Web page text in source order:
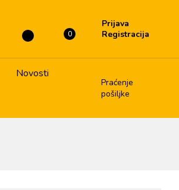
0
Prijava
Registracija
Novosti
Praćenje
pošiljke